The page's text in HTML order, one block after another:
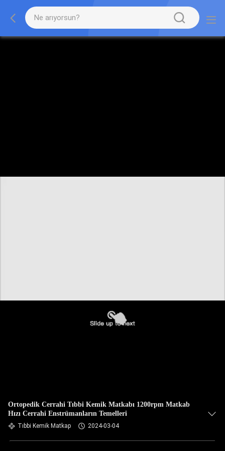
Ortopedik Cerrahi Tıbbi Kemik Matkabı 1200rpm Matkab
Hızı Cerrahi Enstrümanların Temelleri
Tıbbi Kemik Matkap 2024-03-04